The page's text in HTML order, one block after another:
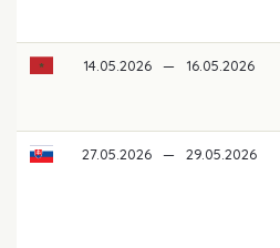
14.05.2026 — 16.05.2026
27.05.2026 — 29.05.2026